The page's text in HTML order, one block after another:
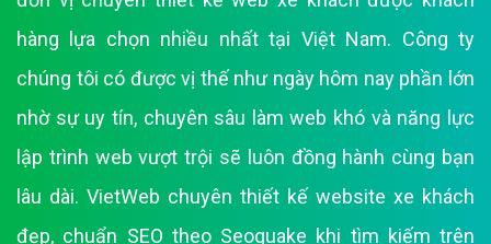
hàng lựa chọn nhiều nhất tại Việt Nam. Công ty
chúng tôi có được vị thế như ngày hôm nay phần lớn
nhờ sự uy tín, chuyên sâu làm web khó và năng lực
lập trình web vượt trội sẽ luôn đồng hành cùng bạn
lâu dài. VietWeb chuyên thiết kế website xe khách
đẹp, chuẩn SEO theo Seoquake khi tìm kiếm trên